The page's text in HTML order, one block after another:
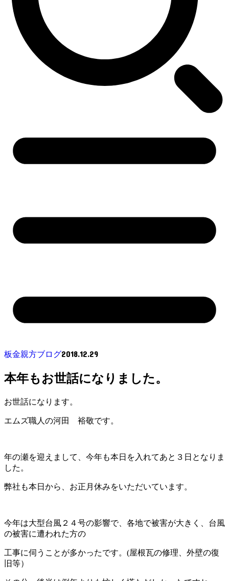
板金親方ブログ2018.12.29
本年もお世話になりました。
お世話になります。
エムズ職人の河田 裕敬です。
年の瀬を迎えまして、今年も本日を入れてあと３日となりま
した。
弊社も本日から、お正月休みをいただいています。
今年は大型台風２４号の影響で、各地で被害が大きく、台風
の被害に遭われた方の
工事に伺うことが多かったです。(屋根瓦の修理、外壁の復
旧等）